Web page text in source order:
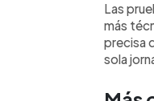
Las
más
precisa
sola